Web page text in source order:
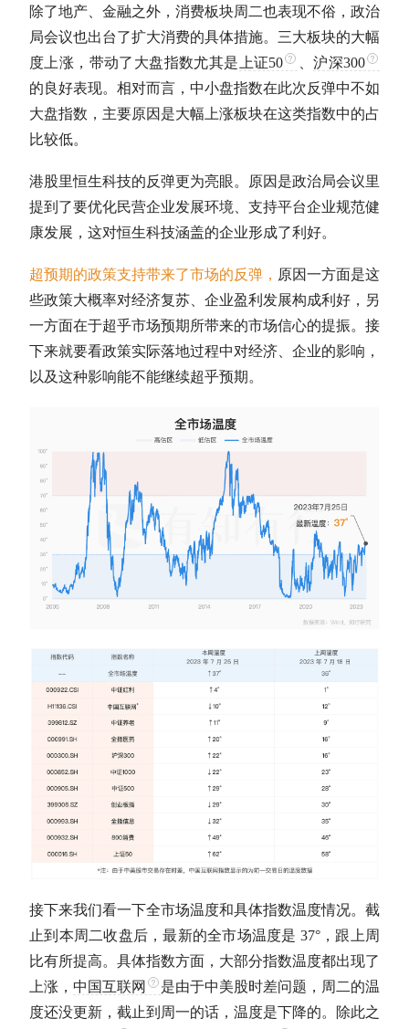
除了地产、金融之外，消费板块周二也表现不俗，政治
局会议也出台了扩大消费的具体措施。三大板块的大幅
度上涨，带动了大盘指数尤其是 上证50 、沪深300
的良好表现。相对而言，中小盘指数在此次反弹中不如
大盘指数，主要原因是大幅上涨板块在这类指数中的占
比较低。
港股里恒生科技的反弹更为亮眼。原因是政治局会议里
提到了要优化民营企业发展环境、支持平台企业规范健
康发展，这对恒生科技涵盖的企业形成了利好。
超预期的政策支持带来了市场的反弹， 原因一方面是这
些政策大概率对经济复苏、企业盈利发展构成利好，另
一方面在于超乎市场预期所带来的市场信心的提振。接
下来就要看政策实际落地过程中对经济、企业的影响，
以及这种影响能不能继续超乎预期。
接下来我们看一下全市场温度和具体指数温度情况。截
止到本周二收盘后，最新的全市场温度是 37°，跟上周
比有所提高。具体指数方面，大部分指数温度都出现了
上涨， 中国互联网
是由于中美股时差问题，周二的温
度还没更新，截止到周一的话，温度是下降的。除此之